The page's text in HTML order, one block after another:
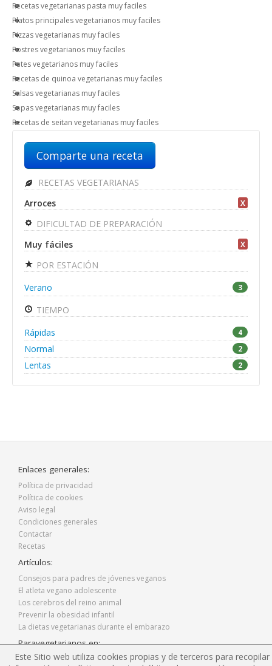
Recetas vegetarianas pasta muy faciles
Platos principales vegetarianos muy faciles
Pizzas vegetarianas muy faciles
Postres vegetarianos muy faciles
Pates vegetarianos muy faciles
Recetas de quinoa vegetarianas muy faciles
Salsas vegetarianas muy faciles
Sopas vegetarianas muy faciles
Recetas de seitan vegetarianas muy faciles
Comparte una receta
RECETAS VEGETARIANAS
Arroces
X
DIFICULTAD DE PREPARACIÓN
Muy fáciles
X
POR ESTACIÓN
Verano
3
TIEMPO
Rápidas
4
Normal 2
Lentas 2
Enlaces generales:
Política de privacidad
Política de cookies
Aviso legal
Condiciones generales
Contactar
Recetas
Artículos:
Consejos para padres de jóvenes veganos
El atleta vegano adolescente
Los cerebros del reino animal
Prevenir la obesidad infantil
La dietas vegetarianas durante el embarazo
Paravegetarianos en:
Facebook
Este Sitio web utiliza cookies propias y de terceros para recopilar